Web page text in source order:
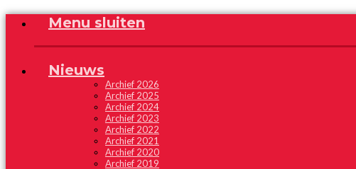
Menu sluiten
Nieuws
Archief 2026
Archief 2025
Archief 2024
Archief 2023
Archief 2022
Archief 2021
Archief 2020
Archief 2019